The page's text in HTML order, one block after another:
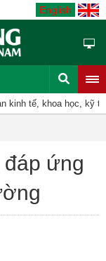
English
kinh tế, khoa học, kỹ
đáp ứng